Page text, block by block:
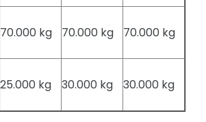
70.000 kg 70.000 kg 70.000 kg
25.000 kg 30.000 kg 30.000 kg